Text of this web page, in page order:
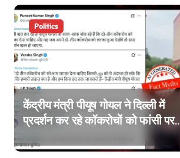
Politics
केंद्रीय मंत्री पीयूष गोयल ने दिल्ली में
प्रदर्शन कर रहे कॉकरोचों को फांसी पर
लटकाने की बात नहीं की, वायरल वीडियो
AI जेनरेटेड है